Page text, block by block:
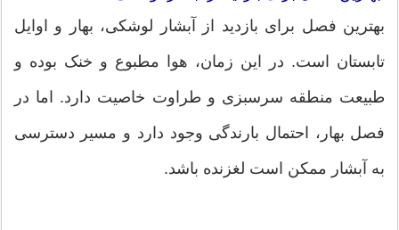
بهترین فصل برای بازدید از آبشار لوشکی، بهار و اوایل
تابستان است. در این زمان، هوا مطبوع و خنک بوده و
طبیعت منطقه سرسبزی و طراوت خاصیت دارد. اما در
فصل بهار، احتمال بارندگی وجود دارد و مسیر دسترسی
به آبشار ممکن است لغزنده باشد.